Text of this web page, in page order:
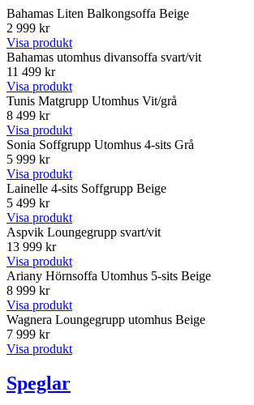
Bahamas Liten Balkongsoffa Beige
2 999 kr
Visa produkt
Bahamas utomhus divansoffa svart/vit
11 499 kr
Visa produkt
Tunis Matgrupp Utomhus Vit/grå
8 499 kr
Visa produkt
Sonia Soffgrupp Utomhus 4-sits Grå
5 999 kr
Visa produkt
Lainelle 4-sits Soffgrupp Beige
5 499 kr
Visa produkt
Aspvik Loungegrupp svart/vit
13 999 kr
Visa produkt
Ariany Hörnsoffa Utomhus 5-sits Beige
8 999 kr
Visa produkt
Wagnera Loungegrupp utomhus Beige
7 999 kr
Visa produkt
Speglar